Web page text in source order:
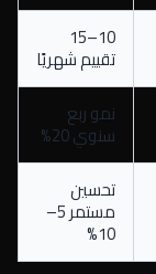
10–15
تقييم شهريًا
نمو ربع
سنوي 20%
تحسين
مستمر 5–
10%